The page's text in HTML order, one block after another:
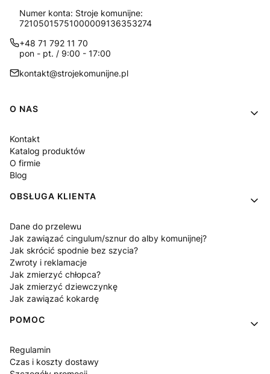
Numer konta: Stroje komunijne:
72105015751000009136353274
+48 71 792 11 70
pon - pt. / 9:00 - 17:00
kontakt@strojekomunijne.pl
Linki w stopce
O NAS
Kontakt
Katalog produktów
O firmie
Blog
OBSŁUGA KLIENTA
Dane do przelewu
Jak zawiązać cingulum/sznur do alby komunijnej?
Jak skrócić spodnie bez szycia?
Zwroty i reklamacje
Jak zmierzyć chłopca?
Jak zmierzyć dziewczynkę
Jak zawiązać kokardę
POMOC
Regulamin
Czas i koszty dostawy